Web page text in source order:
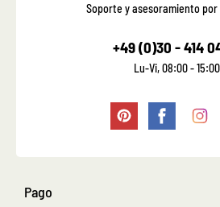
Soporte y asesoramiento
+49 (0)30 - 414
Lu-Vi, 08:00 -
Pago